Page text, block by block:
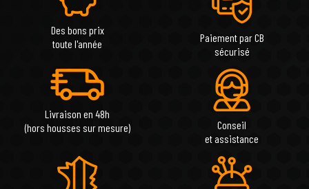
Des bons prix
toute l'année
Paiement par CB
sécurisé
Livraison en 48h
(hors housses sur mesure)
Conseil
et assistance